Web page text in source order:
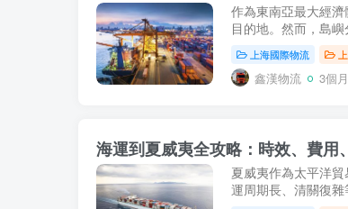
作為東南亞最大經
目的地。然而，島
上海國際物流
鑫漢物流 3個
海運到夏威夷全攻略：時效、費用
夏威夷作為太平洋
運周期長、清關復